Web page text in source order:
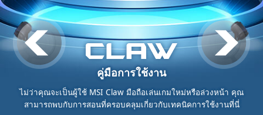
คู่มือการใช้งาน
ไม่ว่าคุณจะเป็นผู้ใช้ MSI Claw มือถือเล่นเกมใหม่หรือล่วงหน้า คุณ
สามารถพบกับการสอนที่ครอบคลุมเกี่ยวกับเทคนิคการใช้งานที่นี่
เมนู